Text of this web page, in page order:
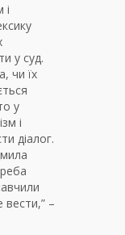
у суд.
чи їх
у
і
діалог.
–